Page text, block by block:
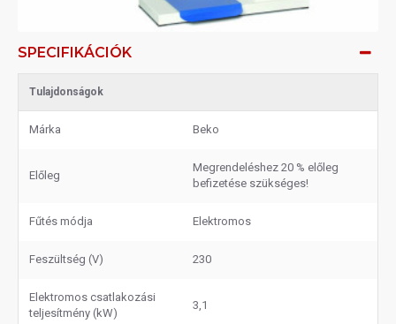
SPECIFIKÁCIÓK
Tulajdonságok
Márka Beko
Előleg
Megrendeléshez 20 % előleg
befizetése szükséges!
Fűtés módja Elektromos
Feszültség (V) 230
Elektromos csatlakozási
teljesítmény (kW)
3,1